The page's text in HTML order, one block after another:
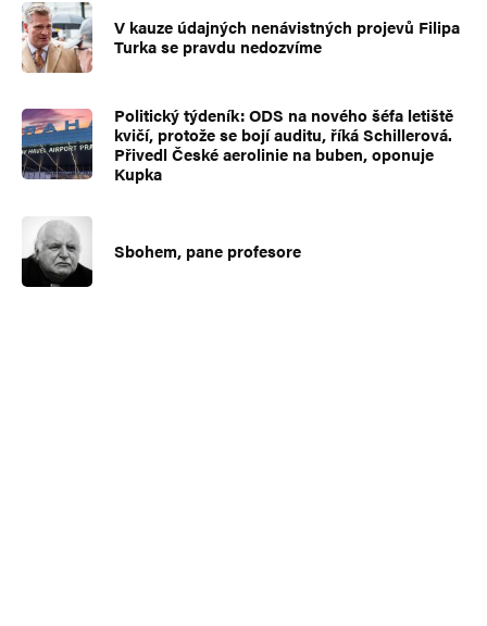
V kauze údajných nenávistných projevů Filipa
Turka se pravdu nedozvíme
Politický týdeník: ODS na nového šéfa letiště
kvičí, protože se bojí auditu, říká Schillerová.
Přivedl České aerolinie na buben, oponuje
Kupka
Sbohem, pane profesore